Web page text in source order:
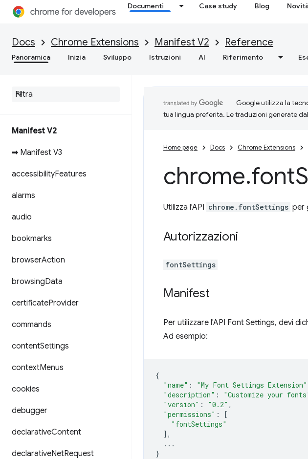
Documenti Case study Blog
Docs Chrome Extensions Manifest V2 Reference
Panoramica Inizia Sviluppo Istruzioni AI Riferimento
Manifest V2
➡ Manifest V3
accessibilityFeatures
alarms
audio
bookmarks
browserAction
browsingData
certificateProvider
commands
contentSettings
contextMenus
cookies
debugger
declarativeContent
declarativeNetRequest
Google utilizza la
tua lingua preferita. Le traduzioni generate
Home page Docs Chrome Extensions
chrome.font
Utilizza l'API chrome.fontSettings per
Autorizzazioni
fontSettings
Manifest
Per utilizzare l'API Font Settings, devi
Ad esempio:
{
"name" : "My Font Settings Extension"
"description" : "Customize your
"version" : "0.2" ,
"permissions" :
[
"fontSettings"
],
...
}